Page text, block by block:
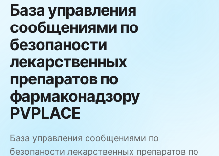
База управления
сообщениями по
безопаности
лекарственных
препаратов по
фармаконадзору
PVPLACE
База управления сообщениями по
безопаности лекарственных препаратов по